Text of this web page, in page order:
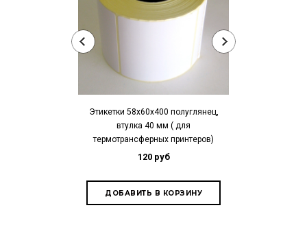
Этикетки 58х60х400 полуглянец,
втулка 40 мм ( для
термотрансферных принтеров)
120 руб